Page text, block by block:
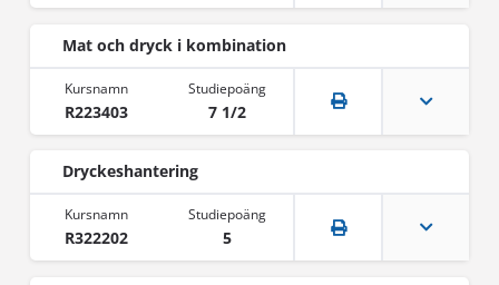
Mat och dryck i kombination
R223403 7 1/2
Dryckeshantering
R322202 5